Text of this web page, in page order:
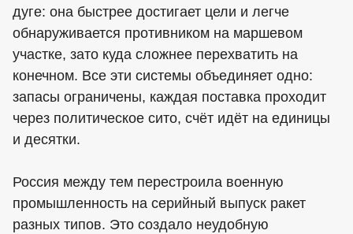
дуге: она быстрее достигает цели и легче
обнаруживается противником на маршевом
участке, зато куда сложнее перехватить на
конечном. Все эти системы объединяет одно:
запасы ограничены, каждая поставка проходит
через политическое сито, счёт идёт на единицы
и десятки.
Россия между тем перестроила военную
промышленность на серийный выпуск ракет
разных типов. Это создало неудобную